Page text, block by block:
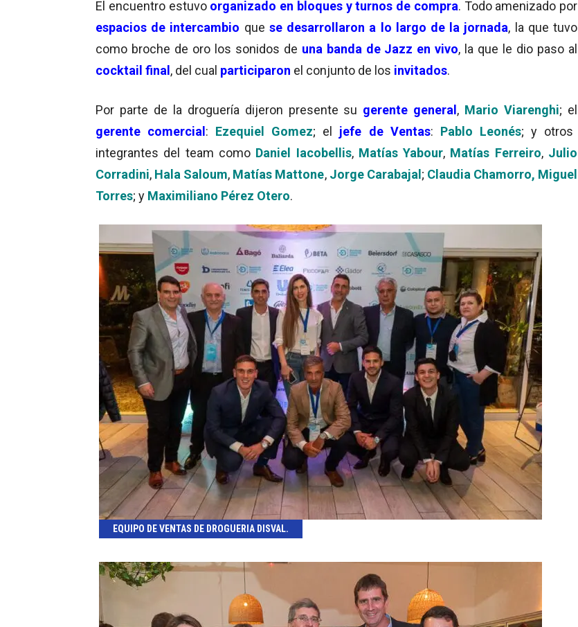
El encuentro estuvoorganizado en bloques y turnos de compra. Todo amenizado por
espacios de intercambio que se desarrollaron a lo largo de la jornada, la que tuvo
como broche de oro los sonidos de una banda de Jazz en vivo, la que le dio paso al
cocktail final, del cual participaron el conjunto de los invitados.
Por parte de la droguería dijeron presente su gerente general, Mario Viarenghi; el
gerente comercial: Ezequiel Gomez; el jefe de Ventas: Pablo Leonés; y otros
integrantes del team como Daniel Iacobellis, Matías Yabour, Matías Ferreiro, Julio
Corradini, Hala Saloum, Matías Mattone, Jorge Carabajal; Claudia Chamorro, Miguel
Torres; y Maximiliano Pérez Otero.
EQUIPO DE VENTAS DE DROGUERIA DISVAL.